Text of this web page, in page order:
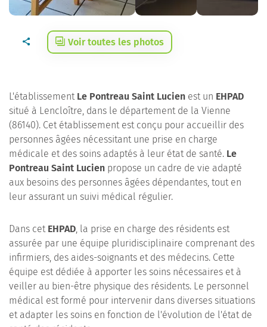
Voir toutes les photos
L'établissement Le Pontreau Saint Lucien est un EHPAD
situé à Lencloître, dans le département de la Vienne
(86140). Cet établissement est conçu pour accueillir des
personnes âgées nécessitant une prise en charge
médicale et des soins adaptés à leur état de santé. Le
Pontreau Saint Lucien propose un cadre de vie adapté
aux besoins des personnes âgées dépendantes, tout en
leur assurant un suivi médical régulier.
Dans cet EHPAD, la prise en charge des résidents est
assurée par une équipe pluridisciplinaire comprenant des
infirmiers, des aides-soignants et des médecins. Cette
équipe est dédiée à apporter les soins nécessaires et à
veiller au bien-être physique des résidents. Le personnel
médical est formé pour intervenir dans diverses situations
et adapter les soins en fonction de l'évolution de l'état de